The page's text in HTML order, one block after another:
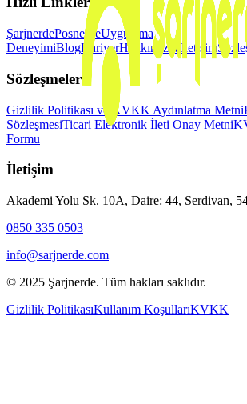
ŞarjnerdePosnerdeUygulama
DeneyimiBlogKariyerHakkımızda İletişim
Sözleşmeler
Gizlilik Politikası ve KVKK Aydınlatma Metni
SözleşmesiTicari Elektronik İleti Onay Metni
Formu
İletişim
Akademi Yolu Sk. 10A, Daire: 44, Serdivan,
0850 335 0503
info@sarjnerde.com
© 2025 Şarjnerde. Tüm hakları saklıdır.
Gizlilik PolitikasıKullanım KoşullarıKVKK